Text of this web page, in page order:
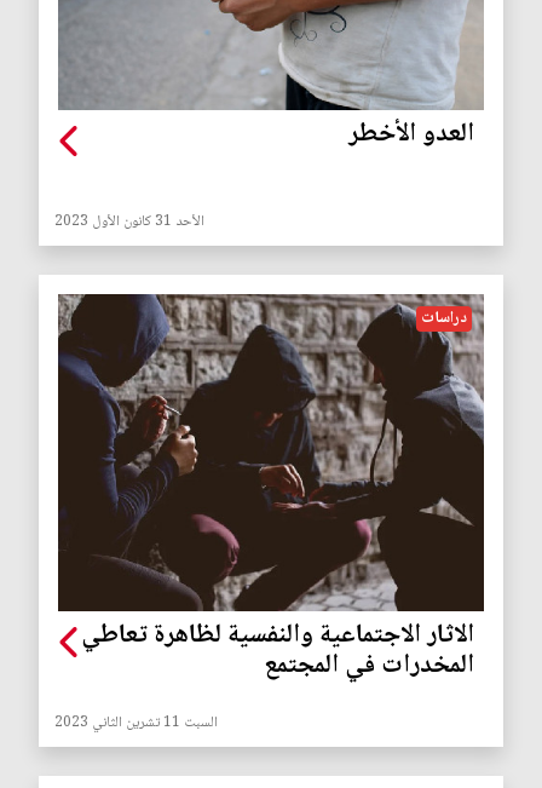
العدو الأخطر
الأحد 31 كانون الأول 2023
دراسات
الاثار الاجتماعية والنفسية لظاهرة تعاطي
المخدرات في المجتمع
السبت 11 تشرين الثاني 2023